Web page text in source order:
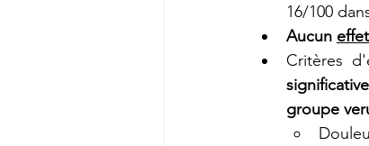
16/100
Aucun
Critères
groupe